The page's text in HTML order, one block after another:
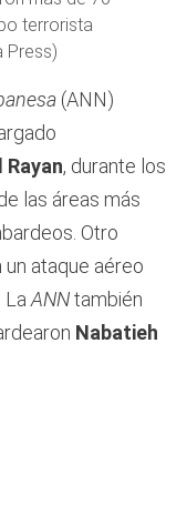
terrorista
Press)
(ANN)
Rayan, durante los
las áreas más
Otro
un ataque aéreo
. La ANNtambién
Nabatieh